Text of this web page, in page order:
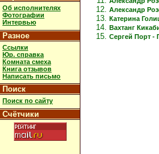
Об исполнителях
Фотографии
Интервью
Разное
Ссылки
Юр. справка
Комната смеха
Книга отзывов
Написать письмо
Поиск
Поиск по сайту
Счётчики
Александр
Катерина
Вахтанг
Сергей Порт -